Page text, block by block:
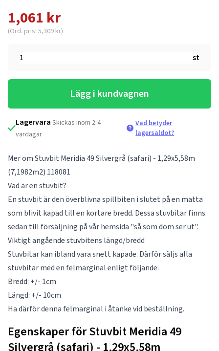
1,061 kr
(Ord. pris: 5,309 kr)
st
Lägg i kundvagnen
Lagervara Skickas inom 2-4
vardagar
Vad betyder
lagersaldot?
Mer om Stuvbit Meridia 49 Silvergrå (safari) - 1,29x5,58m
(7,1982m2) 118081
Vad är en stuvbit?
En stuvbit är den överblivna spillbiten i slutet på en matta
som blivit kapad till en kortare bredd. Dessa stuvbitar finns
sedan till försäljning på vår hemsida "så som dom ser ut".
Viktigt angående stuvbitens längd/bredd
Stuvbitar kan ibland vara snett kapade. Därför säljs alla
stuvbitar med en felmarginal enligt följande:
Bredd: +/- 1cm
Längd: +/- 10cm
Ha därför denna felmarginal i åtanke vid beställning.
Egenskaper för Stuvbit Meridia 49
Silvergrå (safari) - 1,29x5,58m